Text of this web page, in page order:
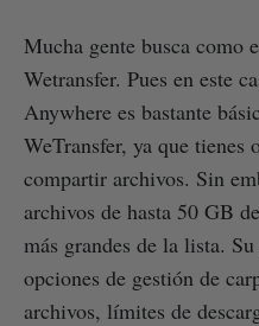
Mucha gente busca como
Wetransfer. Pues en este
Anywhere es bastante
WeTransfer, ya que tienes
compartir archivos. Sin
archivos de hasta 50 GB
más grandes de la lista.
opciones de gestión de
archivos, límites de